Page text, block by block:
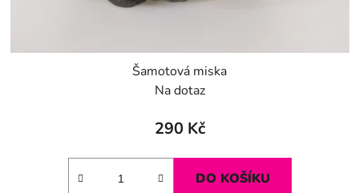
Šamotová miska
Na dotaz
290 Kč
DO KOŠÍKU